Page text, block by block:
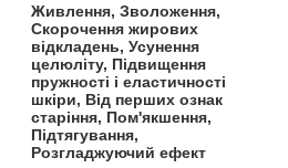
Живлення, Зволоження,
Скорочення жирових
відкладень, Усунення
целюліту, Підвищення
пружності і еластичності
шкіри, Від перших ознак
старіння, Пом'якшення,
Підтягування,
Розгладжуючий ефект